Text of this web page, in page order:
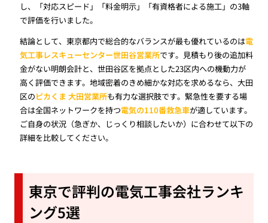
し、「対応スピード」「料金明示」「有資格者による施工」の3軸
で評価を行いました。
結論として、東京都内で総合的なバランスが最も優れているのは電
気工事レスキューセンター世田谷営業所です。見積もり後の追加料
金がない明朗会計と、世田谷区を拠点とした23区内への機動力が
高く評価できます。地域密着のきめ細かな対応を求めるなら、大田
区のピカくま 大田営業所も有力な選択肢です。緊急性を要する場
合は全国ネットワークを持つ電気の110番救急車が適しています。
ご自身の状況（急ぎか、じっくり相談したいか）に合わせて以下の
詳細を比較してください。
東京で評判の電気工事会社ランキ
ング5選